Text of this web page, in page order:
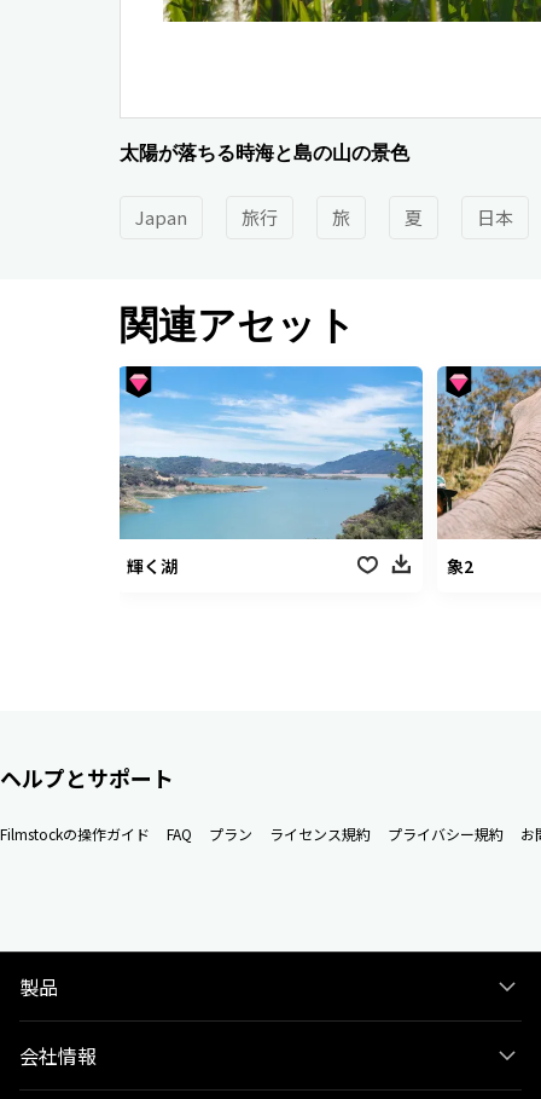
太陽が落ちる時海と島の山の景色
Japan 旅行 旅 夏 日本
関連アセット
輝く湖 象2
ヘルプとサポート
Filmstockの操作ガイド FAQ プラン ライセンス規約 プライバシー規約 お
製品
会社情報